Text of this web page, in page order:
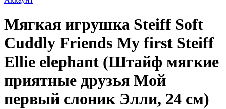
Мягкая игрушка Steiff Soft
Cuddly Friends My first Steiff
Ellie elephant (Штайф мягкие
приятные друзья Мой
первый слоник Элли, 24 см)